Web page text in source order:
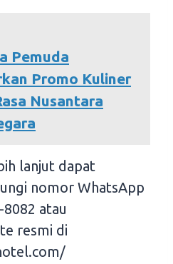
Pemuda
Promo Kuliner
Nusantara
lanjut dapat
nomor WhatsApp
atau
resmi di